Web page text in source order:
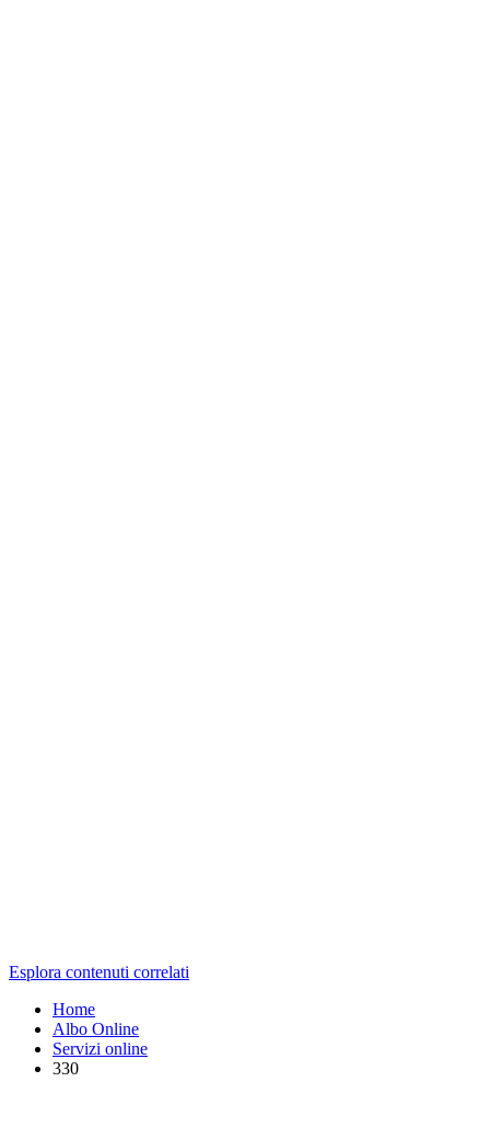
Esplora contenuti correlati
Home
Albo Online
Servizi online
330